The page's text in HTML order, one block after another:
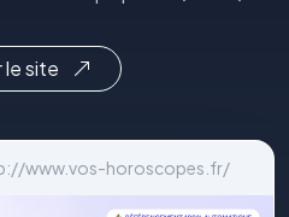
le site
www.vos-horoscopes.fr/